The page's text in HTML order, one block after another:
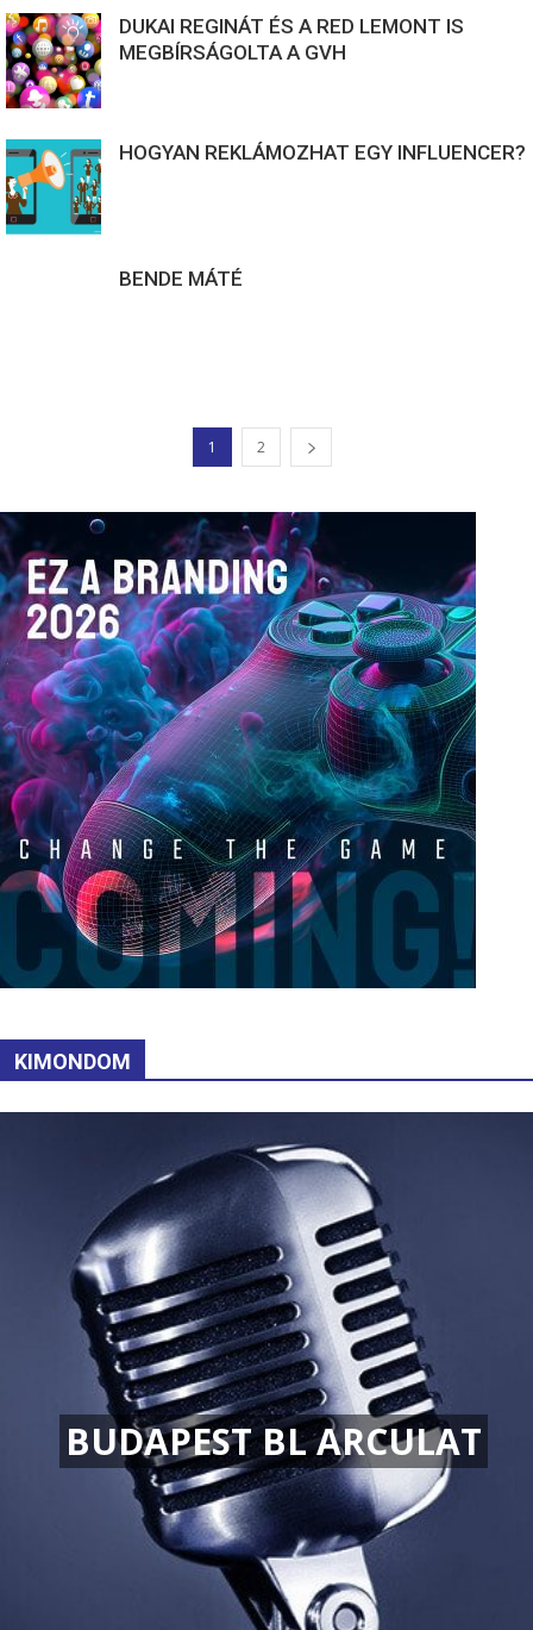
DUKAI REGINÁT ÉS A RED LEMONT IS
MEGBÍRSÁGOLTA A GVH
HOGYAN REKLÁMOZHAT EGY INFLUENCER?
BENDE MÁTÉ
1 2
KIMONDOM
BUDAPEST BL ARCULAT